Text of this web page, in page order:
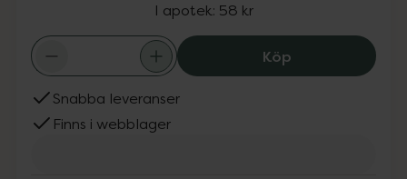
I apotek: 58 kr
KöpNatracare
Snabba leveranser
Finns i webblager